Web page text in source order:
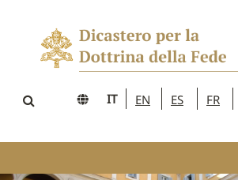
IT EN ES FR